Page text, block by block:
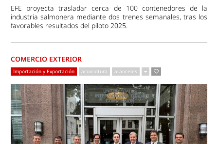
EFE proyecta trasladar cerca de 100 contenedores de la
industria salmonera mediante dos trenes semanales, tras los
favorables resultados del piloto 2025.
COMERCIO EXTERIOR
Importación y Exportación acuicultura aranceles